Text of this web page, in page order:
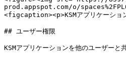
prod.appspot.com/o/
<figcaption><p>KSMアプリケー
## ユーザー権限
KSMアプリケーションを他のユーザーと